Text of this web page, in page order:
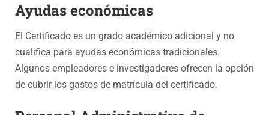
Ayudas económicas
El Certificado es un grado académico adicional y no
cualifica para ayudas económicas tradicionales.
Algunos empleadores e investigadores ofrecen la opción
de cubrir los gastos de matrícula del certificado.